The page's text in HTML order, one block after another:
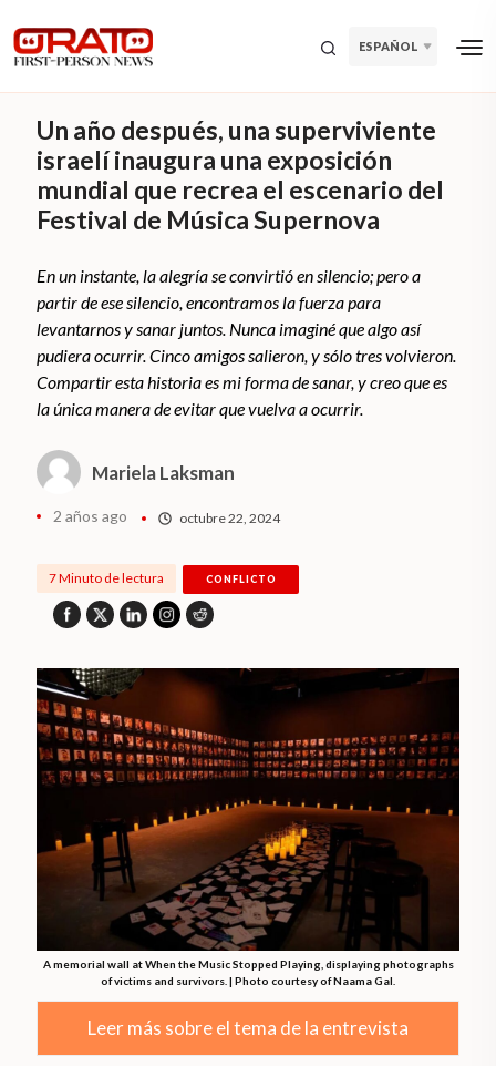
ESPAÑOL
Un año después, una superviviente
israelí inaugura una exposición
mundial que recrea el escenario del
Festival de Música Supernova
En un instante, la alegría se convirtió en silencio; pero a
partir de ese silencio, encontramos la fuerza para
levantarnos y sanar juntos. Nunca imaginé que algo así
pudiera ocurrir. Cinco amigos salieron, y sólo tres volvieron.
Compartir esta historia es mi forma de sanar, y creo que es
la única manera de evitar que vuelva a ocurrir.
Mariela Laksman
2 años ago octubre 22, 2024
7 Minuto de lectura CONFLICTO
A memorial wall at When the Music Stopped Playing, displaying photographs
of victims and survivors. | Photo courtesy of Naama Gal.
Leer más sobre el tema de la entrevista